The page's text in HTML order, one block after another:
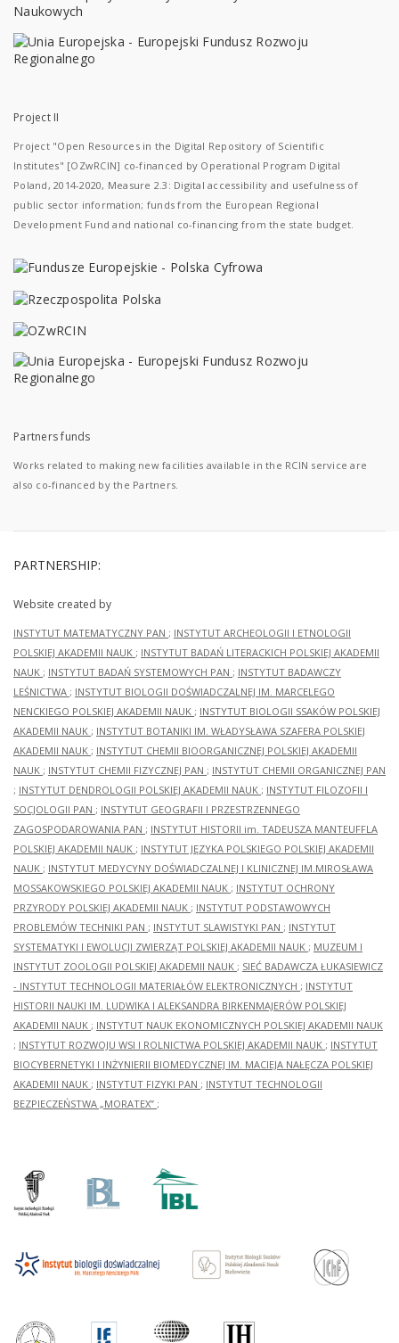
Project II
Project "Open Resources in the Digital Repository of Scientific
Institutes" [OZwRCIN] co-financed by Operational Program Digital
Poland, 2014-2020, Measure 2.3: Digital accessibility and usefulness of
public sector information; funds from the European Regional
Development Fund and national co-financing from the state budget.
Partners funds
Works related to making new facilities available in the RCIN service are
also co-financed by the Partners.
PARTNERSHIP:
Website created by
INSTYTUT MATEMATYCZNY PAN ; INSTYTUT ARCHEOLOGII I ETNOLOGII
POLSKIEJ AKADEMII NAUK ; INSTYTUT BADAŃ LITERACKICH POLSKIEJ AKADEMII
NAUK ; INSTYTUT BADAŃ SYSTEMOWYCH PAN ; INSTYTUT BADAWCZY
LEŚNICTWA ; INSTYTUT BIOLOGII DOŚWIADCZALNEJ IM. MARCELEGO
NENCKIEGO POLSKIEJ AKADEMII NAUK ; INSTYTUT BIOLOGII SSAKÓW POLSKIEJ
AKADEMII NAUK ; INSTYTUT BOTANIKI IM. WŁADYSŁAWA SZAFERA POLSKIEJ
AKADEMII NAUK ; INSTYTUT CHEMII BIOORGANICZNEJ POLSKIEJ AKADEMII
NAUK ; INSTYTUT CHEMII FIZYCZNEJ PAN ; INSTYTUT CHEMII ORGANICZNEJ PAN
; INSTYTUT DENDROLOGII POLSKIEJ AKADEMII NAUK ; INSTYTUT FILOZOFII I
SOCJOLOGII PAN ; INSTYTUT GEOGRAFII I PRZESTRZENNEGO
ZAGOSPODAROWANIA PAN ; INSTYTUT HISTORII im. TADEUSZA MANTEUFFLA
POLSKIEJ AKADEMII NAUK ; INSTYTUT JĘZYKA POLSKIEGO POLSKIEJ AKADEMII
NAUK ; INSTYTUT MEDYCYNY DOŚWIADCZALNEJ I KLINICZNEJ IM.MIROSŁAWA
MOSSAKOWSKIEGO POLSKIEJ AKADEMII NAUK ; INSTYTUT OCHRONY
PRZYRODY POLSKIEJ AKADEMII NAUK ; INSTYTUT PODSTAWOWYCH
PROBLEMÓW TECHNIKI PAN ; INSTYTUT SLAWISTYKI PAN ; INSTYTUT
SYSTEMATYKI I EWOLUCJI ZWIERZĄT POLSKIEJ AKADEMII NAUK ; MUZEUM I
INSTYTUT ZOOLOGII POLSKIEJ AKADEMII NAUK ; SIEĆ BADAWCZA ŁUKASIEWICZ
- INSTYTUT TECHNOLOGII MATERIAŁÓW ELEKTRONICZNYCH ; INSTYTUT
HISTORII NAUKI IM. LUDWIKA I ALEKSANDRA BIRKENMAJERÓW POLSKIEJ
AKADEMII NAUK ; INSTYTUT NAUK EKONOMICZNYCH POLSKIEJ AKADEMII NAUK
; INSTYTUT ROZWOJU WSI I ROLNICTWA POLSKIEJ AKADEMII NAUK ; INSTYTUT
BIOCYBERNETYKI I INŻYNIERII BIOMEDYCZNEJ IM. MACIEJA NAŁĘCZA POLSKIEJ
AKADEMII NAUK ; INSTYTUT FIZYKI PAN ; INSTYTUT TECHNOLOGII
BEZPIECZEŃSTWA „MORATEX” ;